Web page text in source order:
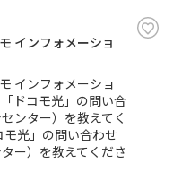
インフォメーショ
インフォメーショ
ドコモ光」の問い合
ンター）を教えてく
光」の問い合わせ
ー）を教えてくださ